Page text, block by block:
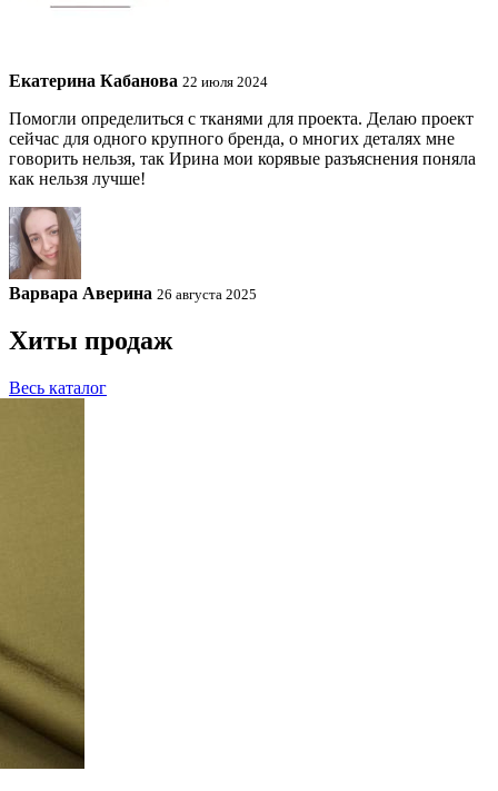
Екатерина Кабанова 22 июля 2024
Помогли определиться с тканями для проекта. Делаю проект
сейчас для одного крупного бренда, о многих деталях мне
говорить нельзя, так Ирина мои корявые разъяснения поняла
как нельзя лучше!
Варвара Аверина 26 августа 2025
Хиты продаж
Весь каталог